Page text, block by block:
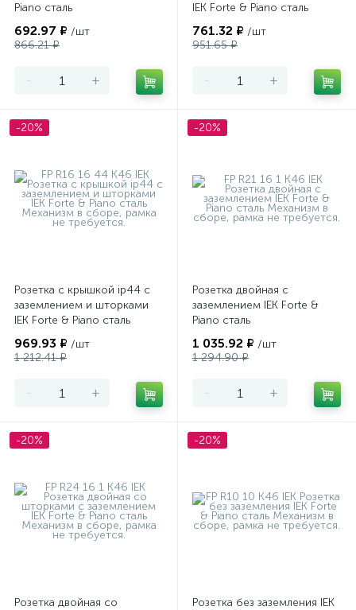
Piano сталь
692.97 ₽ /шт
866.21 ₽
- +
IEK Forte & Piano сталь
761.32 ₽ /шт
951.65 ₽
- +
-20%
Розетка с крышкой ip44 с
заземлением и шторками
IEK Forte & Piano сталь
969.93 ₽ /шт
1 212.41 ₽
- +
-20%
Розетка двойная с
заземлением IEK Forte &
Piano сталь
1 035.92 ₽ /шт
1 294.90 ₽
- +
-20%
Розетка двойная со
-20%
Розетка без заземления IEK